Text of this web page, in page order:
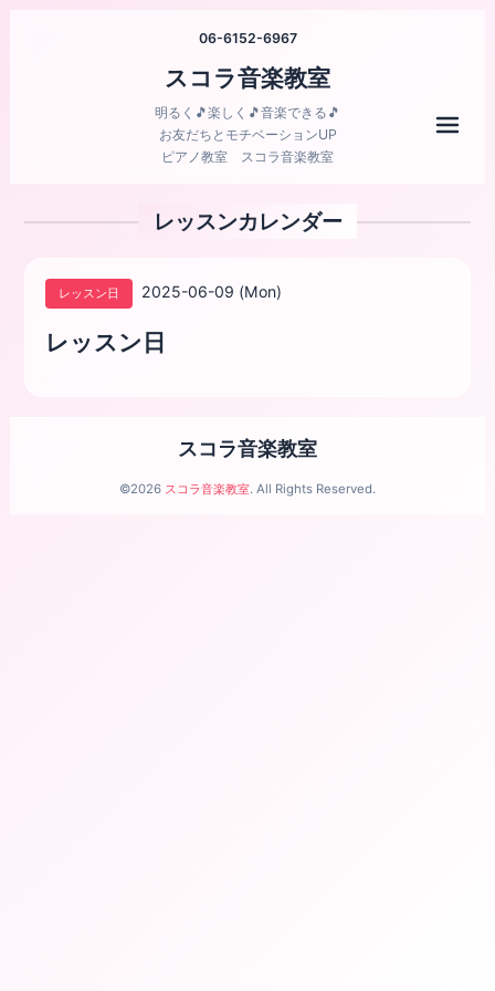
06-6152-6967
スコラ音楽教室
明るく🎵楽しく🎵音楽できる🎵
お友だちとモチベーションUP
ピアノ教室 スコラ音楽教室
レッスンカレンダー
レッスン日 2025-06-09 (Mon)
レッスン日
スコラ音楽教室
©2026 スコラ音楽教室. All Rights Reserved.